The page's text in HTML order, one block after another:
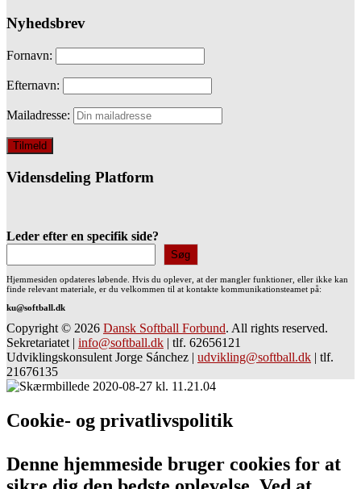
Nyhedsbrev
Fornavn:
Efternavn:
Mailadresse:
Vidensdeling Platform
Leder efter en specifik side?
Søg
Hjemmesiden opdateres løbende. Hvis du oplever, at der mangler funktioner, eller ikke kan
finde relevant materiale, er du velkommen til at kontakte kommunikationsteamet på:
ku@softball.dk
Copyright © 2026 Dansk Softball Forbund. All rights reserved.
Sekretariatet | info@softball.dk | tlf. 62656121
Udviklingskonsulent Jorge Sánchez | udvikling@softball.dk | tlf.
21676135
Cookie- og privatlivspolitik
Denne hjemmeside bruger cookies for at